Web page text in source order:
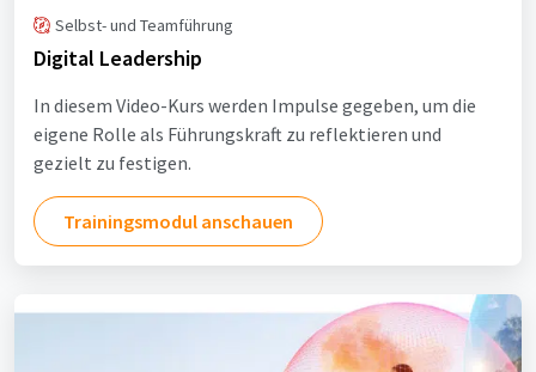
Selbst- und Teamführung
Digital Leadership
In diesem Video-Kurs werden Impulse gegeben, um die
eigene Rolle als Führungskraft zu reflektieren und
gezielt zu festigen.
Trainingsmodul anschauen